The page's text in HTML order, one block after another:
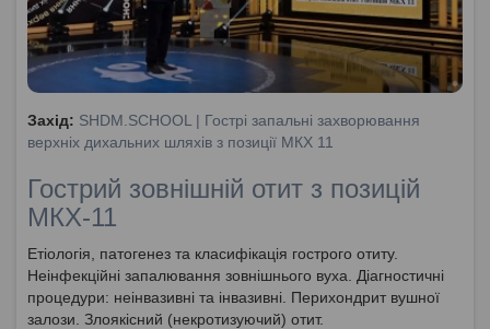
Захід: SHDM.SCHOOL | Гострі запальні захворювання
верхніх дихальних шляхів з позиції МКХ 11
Гострий зовнішній отит з позицій
МКХ-11
Етіологія, патогенез та класифікація гострого отиту.
Неінфекційні запалювання зовнішнього вуха. Діагностичні
процедури: неінвазивні та інвазивні. Перихондрит вушної
залози. Злоякісний (некротизуючий) отит.